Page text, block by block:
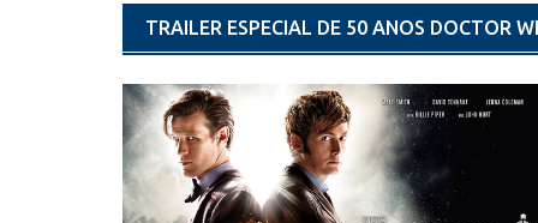
TRAILER ESPECIAL DE 50 ANOS DOCTOR